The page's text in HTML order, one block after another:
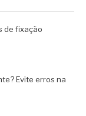
de fixação
Evite erros na